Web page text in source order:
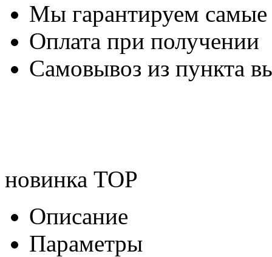
Мы гарантируем
Оплата при получении
Самовывоз из пункта
новинка TOP
Описание
Параметры